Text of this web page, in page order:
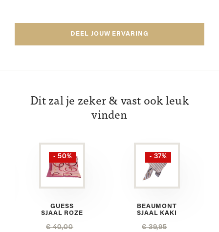
DEEL JOUW ERVARING
Dit zal je zeker & vast ook leuk
vinden
- 50%
GUESS
SJAAL ROZE
€ 40,00
- 37%
BEAUMONT
SJAAL KAKI
€ 39,95